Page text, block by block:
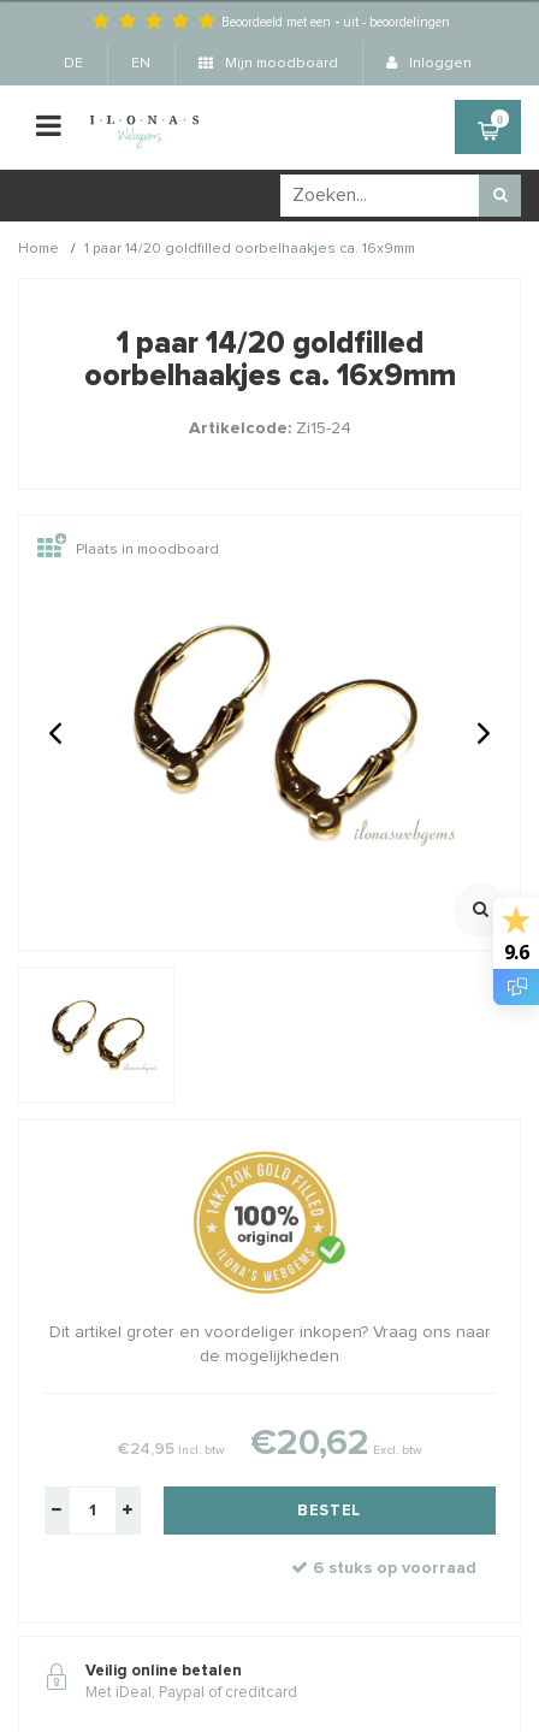
Beoordeeld met een - uit -beoordelingen
DE EN Mijn moodboard Inloggen
0
Home / 1 paar 14/20 goldfilled oorbelhaakjes ca. 16x9mm
producten ook interessant
voor je?
1x 14/20 Gold filled lock-
in oogje ca. 9x0.75mm
Oersterk oogje met lock
Klik voor youtube filmpje
Klik voor staffelkorting
Rosé gold filled lock-in
oogje ca. 5x0.75mm
Oersterk oogje met lock
mechanisme
Klik voor youtube filmpje
Klik voor staffelkorting
€1,35 Incl. btw
€1,12
1 paar 14/20 goldfilled
oorbelhaakjes ca. 16x9mm
Artikelcode:Zi15-24
Plaats in moodboard
Dit artikel groter en voordeliger inkopen? Vraag ons naar
de mogelijkheden
€24,95 Incl. btw €20,62 Excl. btw
BESTEL
6 stuks op voorraad
Veilig online betalen
Met iDeal, Paypal of creditcard
9.6